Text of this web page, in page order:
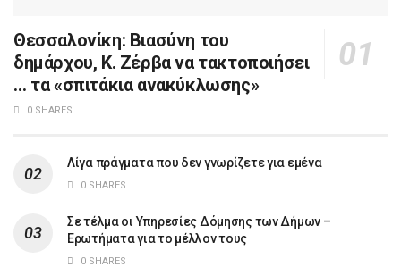
Θεσσαλονίκη: Βιασύνη του
δημάρχου, Κ. Ζέρβα να τακτοποιήσει
… τα «σπιτάκια ανακύκλωσης»
0 SHARES
Λίγα πράγματα που δεν γνωρίζετε για εμένα
0 SHARES
Σε τέλμα οι Υπηρεσίες Δόμησης των Δήμων –
Ερωτήματα για το μέλλον τους
0 SHARES